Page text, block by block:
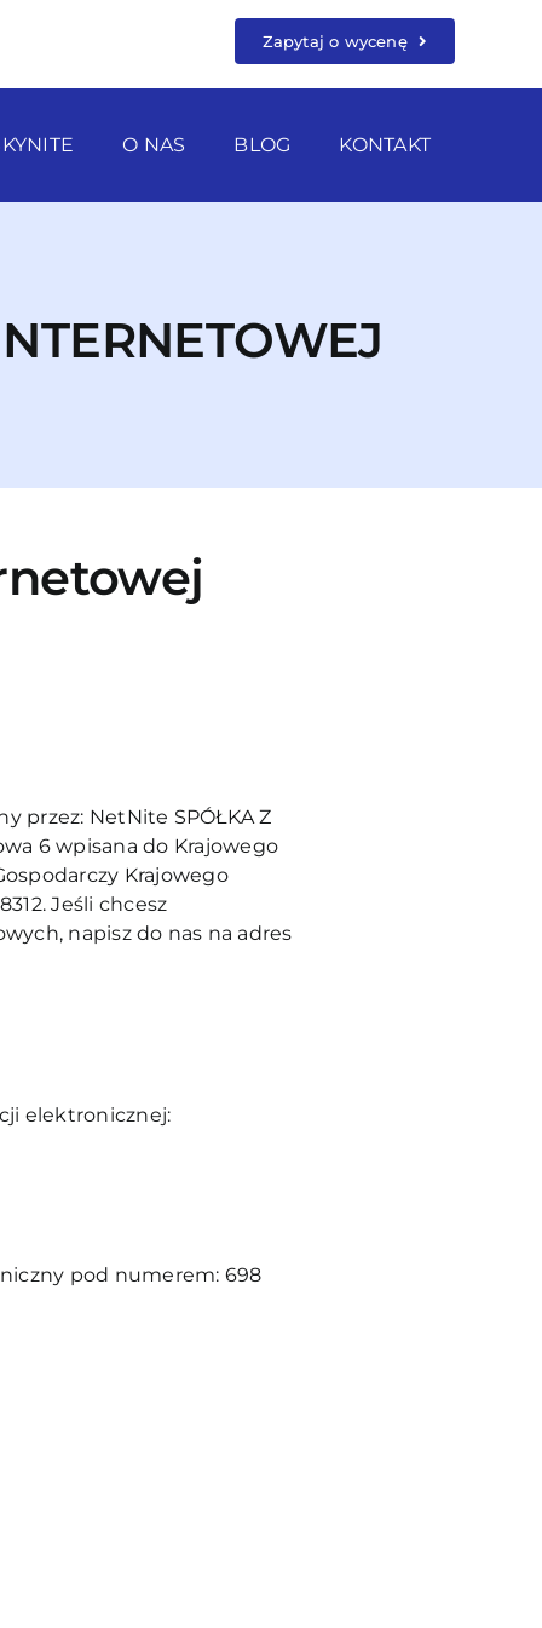
Zapytaj o wycenę
O NAS BLOG KONTAKT
przez: NetNite SPÓŁKA Z
6 wpisana do Krajowego
Krajowego
Jeśli chcesz
napisz do nas na adres
elektronicznej:
pod numerem: 698